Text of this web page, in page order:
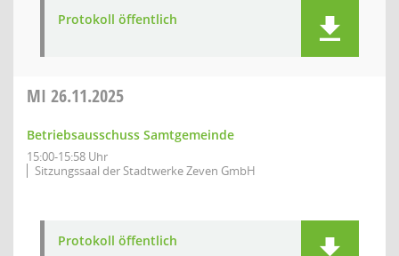
Protokoll öffentlich
MI 26.11.2025
Betriebsausschuss Samtgemeinde
15:00-15:58 Uhr
Sitzungssaal der Stadtwerke Zeven GmbH
Protokoll öffentlich